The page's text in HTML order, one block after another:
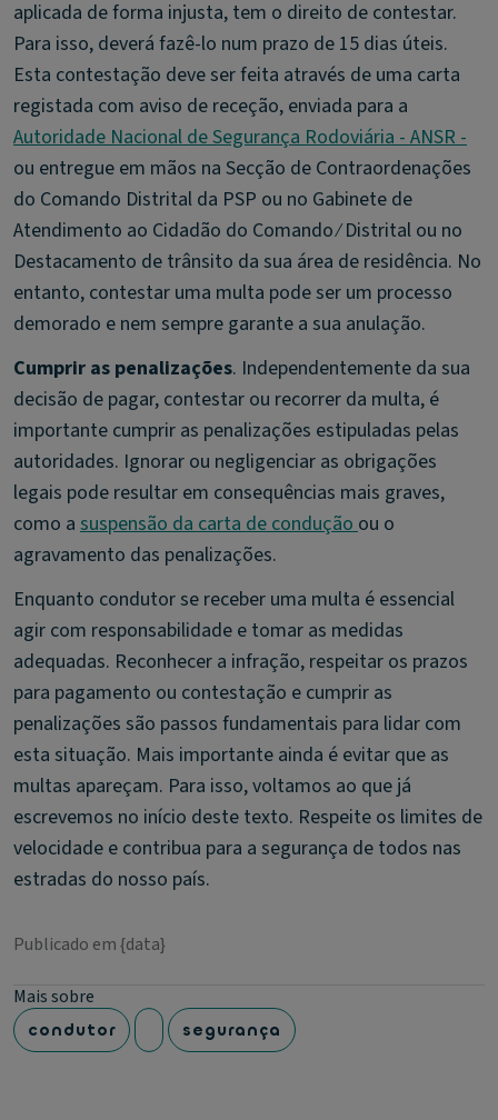
aplicada de forma injusta, tem o direito de contestar.
Para isso, deverá fazê-lo num prazo de 15 dias úteis.
Esta contestação deve ser feita através de uma carta
registada com aviso de receção, enviada para a
Autoridade Nacional de Segurança Rodoviária - ANSR -
ou entregue em mãos na Secção de Contraordenações
do Comando Distrital da PSP ou no Gabinete de
Atendimento ao Cidadão do Comando ⁄ Distrital ou no
Destacamento de trânsito da sua área de residência. No
entanto, contestar uma multa pode ser um processo
demorado e nem sempre garante a sua anulação.
Cumprir as penalizações. Independentemente da sua
decisão de pagar, contestar ou recorrer da multa, é
importante cumprir as penalizações estipuladas pelas
autoridades. Ignorar ou negligenciar as obrigações
legais pode resultar em consequências mais graves,
como a suspensão da carta de conduçãoou o
agravamento das penalizações.
Enquanto condutor se receber uma multa é essencial
agir com responsabilidade e tomar as medidas
adequadas. Reconhecer a infração, respeitar os prazos
para pagamento ou contestação e cumprir as
penalizações são passos fundamentais para lidar com
esta situação. Mais importante ainda é evitar que as
multas apareçam. Para isso, voltamos ao que já
escrevemos no início deste texto. Respeite os limites de
velocidade e contribua para a segurança de todos nas
estradas do nosso país.
Publicado em {data}
Mais sobre
condutor segurança